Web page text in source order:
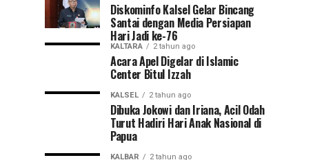
Diskominfo Kalsel Gelar Bincang
Santai dengan Media Persiapan
Hari Jadi ke-76
KALTARA 2 tahun ago
Acara Apel Digelar di Islamic
Center Bitul Izzah
KALSEL 2 tahun ago
Dibuka Jokowi dan Iriana, Acil Odah
Turut Hadiri Hari Anak Nasional di
Papua
KALBAR 2 tahun ago